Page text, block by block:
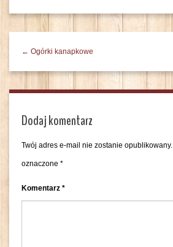
← Ogórki kanapkowe
Dodaj komentarz
Twój adres e-mail nie zostanie opublikowany.
oznaczone *
Komentarz *